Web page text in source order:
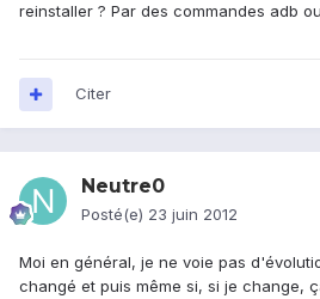
reinstaller ? Par des commandes adb
Citer
Neutre0
Posté(e) 23 juin 2012
Moi en général, je ne voie pas
changé et puis même si, si je change,